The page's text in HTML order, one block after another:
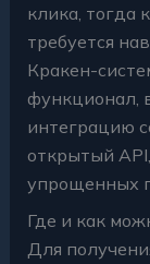
клика, тогда
требуется
Кракен-
функционал,
интеграцию
открытый
упрощенных
Где и как
Для